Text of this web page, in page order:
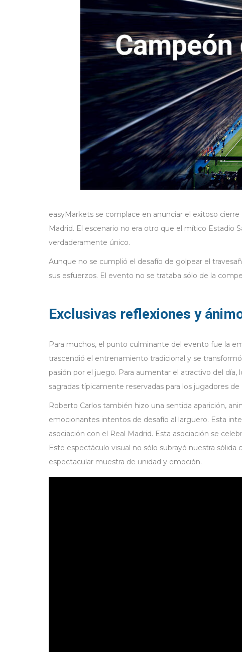
easyMarkets se complace en anunciar el exitoso
Madrid. El escenario no era otro que el mítico Estadio
verdaderamente único.
Aunque no se cumplió el desafío de golpear el
sus esfuerzos. El evento no se trataba sólo de la
Exclusivas reflexiones y
Para muchos, el punto culminante del evento fue la
trascendió el entrenamiento tradicional y se
pasión por el juego. Para aumentar el atractivo del
sagradas típicamente reservadas para los jugadores
Roberto Carlos también hizo una sentida aparición,
emocionantes intentos de desafío al larguero. Esta
asociación con el Real Madrid. Esta asociación se
Este espectáculo visual no sólo subrayó nuestra
espectacular muestra de unidad y emoción.